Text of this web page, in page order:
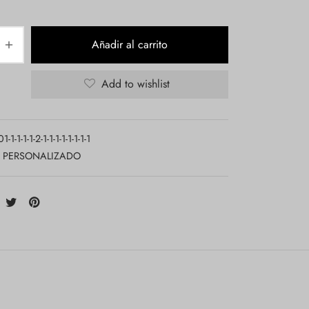
Añadir al carrito
Add to wishlist
1-1-1-1-2-1-1-1-1-1-1-1-1
PERSONALIZADO